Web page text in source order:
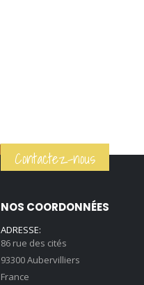
Contactez-nous
NOS COORDONNÉES
ADRESSE:
86 rue des cités
93300 Aubervilliers
France